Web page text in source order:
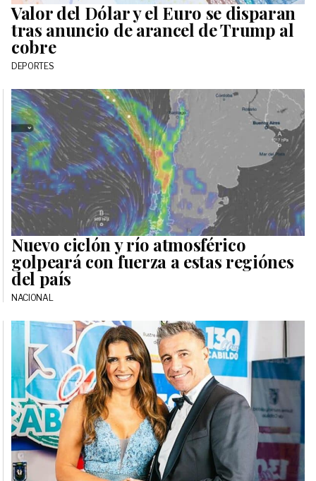
Valor del Dólar y el Euro se disparan
tras anuncio de arancel de Trump al
cobre
DEPORTES
Nuevo ciclón y río atmosférico
golpeará con fuerza a estas regiónes
del país
NACIONAL